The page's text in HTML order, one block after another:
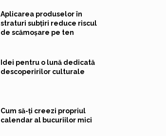
Aplicarea produselor în
straturi subțiri reduce riscul
de scămoșare pe ten
Idei pentru o lună dedicată
descoperirilor culturale
Cum să-ți creezi propriul
calendar al bucuriilor mici